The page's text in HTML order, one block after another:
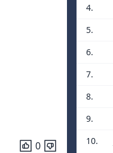
0
4.
5.
6.
7.
8.
9.
10.